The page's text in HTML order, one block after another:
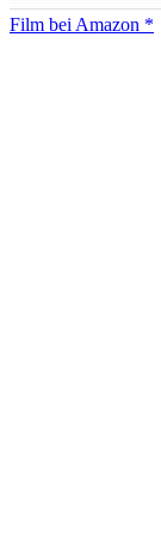
Film bei Amazon *